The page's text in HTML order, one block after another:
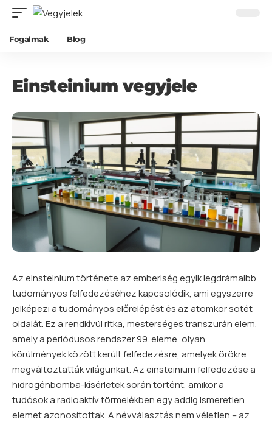
Fogalmak Blog
Einsteinium vegyjele
Az einsteinium története az emberiség egyik legdrámaibb
tudományos felfedezéséhez kapcsolódik, ami egyszerre
jelképezi a tudományos előrelépést és az atomkor sötét
oldalát. Ez a rendkívül ritka, mesterséges transzuránelem,
amely aperiódusos rendszer99. eleme, olyan
körülmények között került felfedezésre, amelyek örökre
megváltoztatták világunkat. Az einsteinium felfedezése a
hidrogénbomba-kísérletek során történt, amikor a
tudósok a radioaktív törmelékben egy addig ismeretlen
elemet azonosítottak. A névválasztás nem véletlen – az